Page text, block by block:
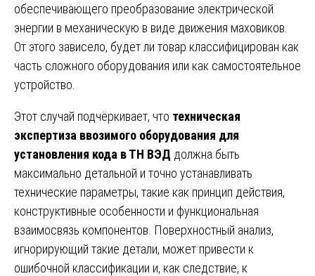
обеспечивающего преобразование электрической
энергии в механическую в виде движения маховиков.
От этого зависело, будет ли товар классифицирован как
часть сложного оборудования или как самостоятельное
устройство.
Этот случай подчёркивает, что техническая
экспертиза ввозимого оборудования для
установления кода в ТН ВЭД должна быть
максимально детальной и точно устанавливать
технические параметры, такие как принцип действия,
конструктивные особенности и функциональная
взаимосвязь компонентов. Поверхностный анализ,
игнорирующий такие детали, может привести к
ошибочной классификации и, как следствие, к